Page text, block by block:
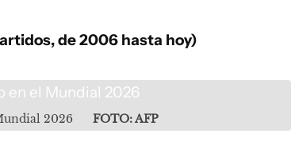
de 2006 hasta hoy)
2026 FOTO: AFP